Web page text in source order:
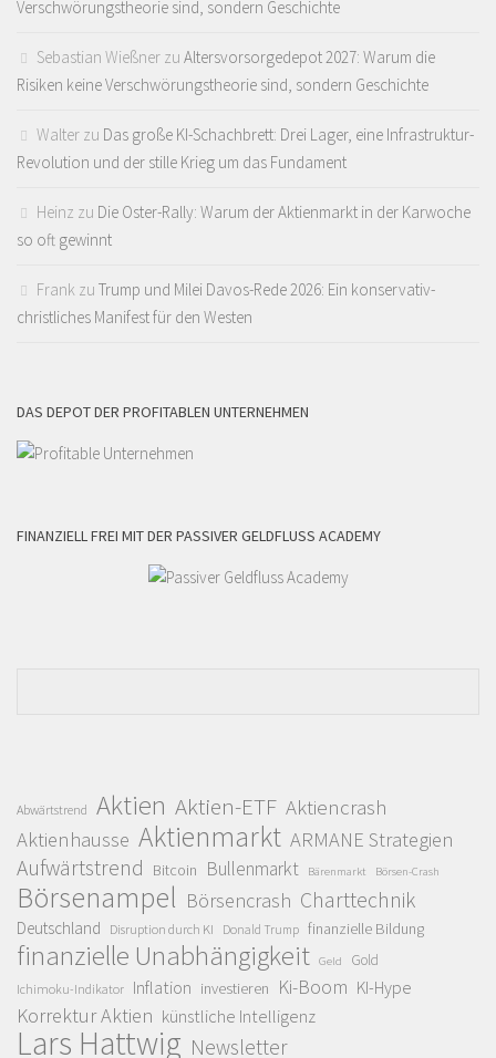
Verschwörungstheorie sind, sondern Geschichte
Sebastian Wießner zu Altersvorsorgedepot 2027: Warum die
Risiken keine Verschwörungstheorie sind, sondern Geschichte
Walter zu Das große KI-Schachbrett: Drei Lager, eine Infrastruktur-
Revolution und der stille Krieg um das Fundament
Heinz zu Die Oster-Rally: Warum der Aktienmarkt in der Karwoche
so oft gewinnt
Frank zu Trump und Milei Davos-Rede 2026: Ein konservativ-
christliches Manifest für den Westen
DAS DEPOT DER PROFITABLEN UNTERNEHMEN
FINANZIELL FREI MIT DER PASSIVER GELDFLUSS ACADEMY
Abwärtstrend Aktien Aktien-ETF Aktiencrash
Aktienhausse Aktienmarkt ARMANE Strategien
Aufwärtstrend Bitcoin Bullenmarkt Bärenmarkt Börsen-Crash
Börsenampel Börsencrash Charttechnik
Deutschland Disruption durch KI Donald Trump finanzielle Bildung
finanzielle Unabhängigkeit Geld Gold
Ichimoku-Indikator Inflation investieren Ki-Boom KI-Hype
Korrektur Aktien künstliche Intelligenz
Lars Hattwig Newsletter